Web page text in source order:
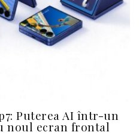
Puterea AI într-un
noul ecran frontal